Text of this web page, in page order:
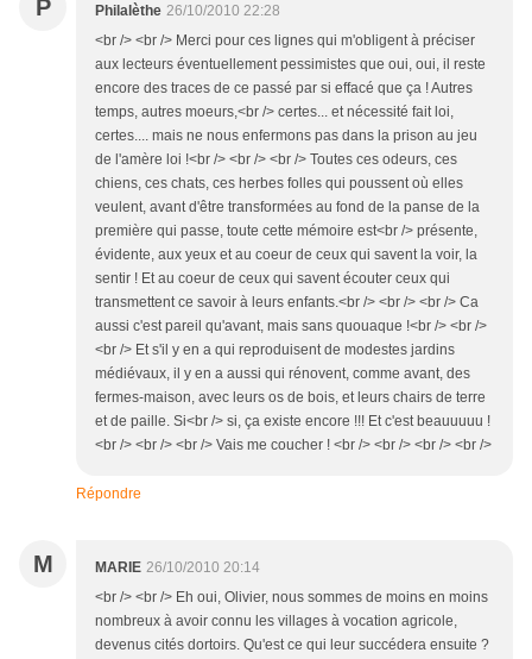
P Philalèthe 26/10/2010 22:28
<br /> <br /> Merci pour ces lignes qui m'obligent à préciser
aux lecteurs éventuellement pessimistes que oui, oui, il reste
encore des traces de ce passé par si effacé que ça ! Autres
temps, autres moeurs,<br /> certes... et nécessité fait loi,
certes.... mais ne nous enfermons pas dans la prison au jeu
de l'amère loi !<br /> <br /> <br /> Toutes ces odeurs, ces
chiens, ces chats, ces herbes folles qui poussent où elles
veulent, avant d'être transformées au fond de la panse de la
première qui passe, toute cette mémoire est<br /> présente,
évidente, aux yeux et au coeur de ceux qui savent la voir, la
sentir ! Et au coeur de ceux qui savent écouter ceux qui
transmettent ce savoir à leurs enfants.<br /> <br /> <br /> Ca
aussi c'est pareil qu'avant, mais sans quouaque !<br /> <br />
<br /> Et s'il y en a qui reproduisent de modestes jardins
médiévaux, il y en a aussi qui rénovent, comme avant, des
fermes-maison, avec leurs os de bois, et leurs chairs de terre
et de paille. Si<br /> si, ça existe encore !!! Et c'est beauuuuu !
<br /> <br /> <br /> Vais me coucher ! <br /> <br /> <br /> <br />
Répondre
M MARIE 26/10/2010 20:14
<br /> <br /> Eh oui, Olivier, nous sommes de moins en moins
nombreux à avoir connu les villages à vocation agricole,
devenus cités dortoirs. Qu'est ce qui leur succédera ensuite ?